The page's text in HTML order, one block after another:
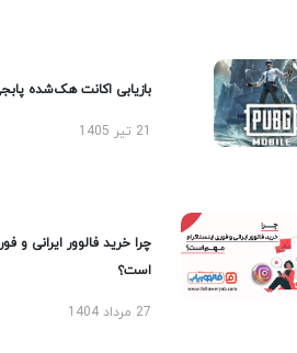
بازیابی اکانت هک‌شده پابجی
چرا خرید فالوور ایرانی و
است؟
27 مرداد 1404